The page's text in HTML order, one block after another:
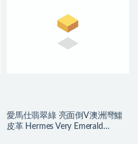
愛馬仕翡翠綠 亮面倒V澳洲灣鱷
皮革 Hermes Very Emerald